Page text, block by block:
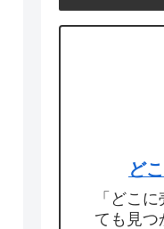
ど
「どこ
ても見